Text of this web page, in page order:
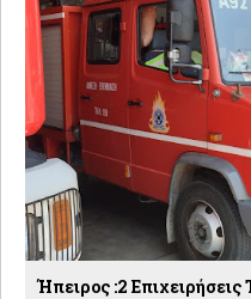
Ήπειρος :2